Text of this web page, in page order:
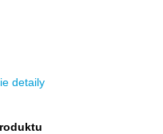
detaily